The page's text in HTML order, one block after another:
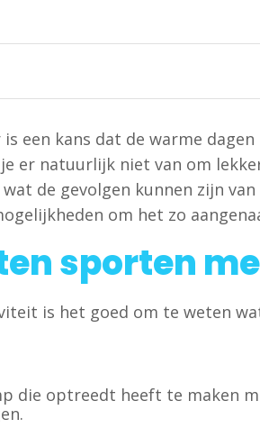
een kans dat de warme
er natuurlijk niet van om
de gevolgen kunnen zijn
om het zo
sporten
is het goed om te weten
die optreedt heeft te maken